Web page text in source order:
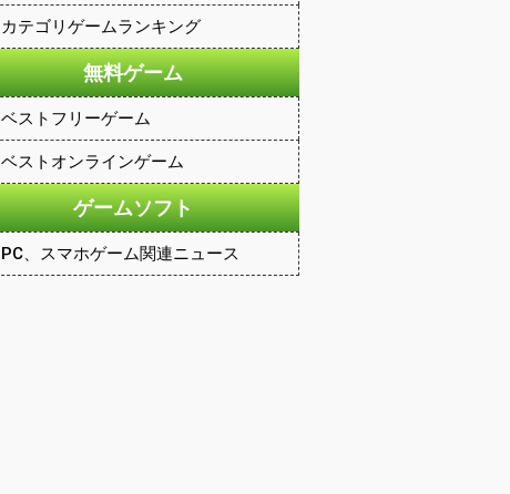
カテゴリゲームランキング
無料ゲーム
ベストフリーゲーム
ベストオンラインゲーム
ゲームソフト
PC、スマホゲーム関連ニュース